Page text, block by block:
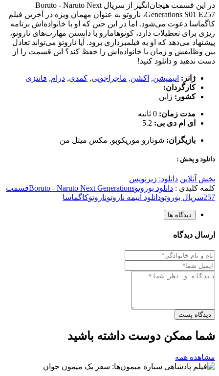
در این قسمت هیجان‌انگیز از سریال Boruto - Naruto Next
Generations S01 E257، ناروتو به عنوان مهمان ویژه در آخرین فیلم
کاگماسا دعوت می‌شود. اما در این حین که او با خانواده‌اش برنامه‌
ریزی برای تعطیلات دارد، کونوهامارو با دانستن مهارت‌های ناروتو،
پیشنهاد می‌دهد که او به فیلمبرداری برود. آیا ناروتو می‌تواند تعادل
بین وظایفش و زمان با خانواده‌اش را حفظ کند؟ این قسمت را از
دست ندهید و دانلود کنید!
ژانر: انیمیشن, اکشن, ماجراجویی, کمدی, درام, فانتزی
کارگردان:
کشور: ژاپن
مدت زمان: 0 ثانیه
ای ام دی بی: 5.2
بازیگران: شوتارو موریکوبو, مکس میتل من
دانلود و پخش :
پخش آنلاین دانلود: زیرنویس
کلمه کلیدی : دانلود بوروتوBoruto - Naruto Next Generationsقسمت
257سریال بوروتودانلود انیمه ناروتوناروتوکاگماسا
دیدگاه ها
ارسال دیدگاه
دیدگاه پست
شما ممکن دوست داشته باشید
مشاهده همه